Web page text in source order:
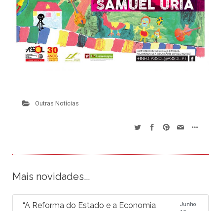
Outras Notícias
Mais novidades...
“A Reforma do Estado e a Economia
Junho